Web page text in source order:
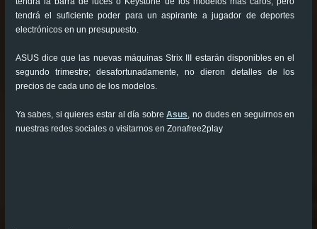
tendrá el suficiente poder para un aspirante a jugador de deportes
electrónicos en un presupuesto.
ASUS dice que las nuevas máquinas Strix III estarán disponibles en el
segundo trimestre; desafortunadamente, no dieron detalles de los
precios de cada uno de los modelos.
Ya sabes, si quieres estar al día sobreAsus , no dudes en seguirnos en
nuestras redes sociales o visitarnos en Zonafree2play